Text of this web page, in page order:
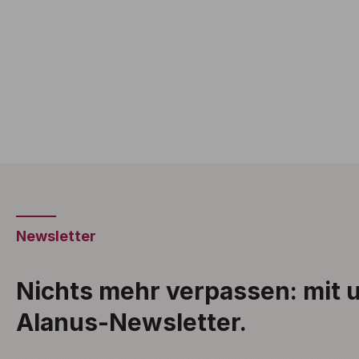
Newsletter
Nichts mehr verpassen: mit
Alanus-Newsletter.